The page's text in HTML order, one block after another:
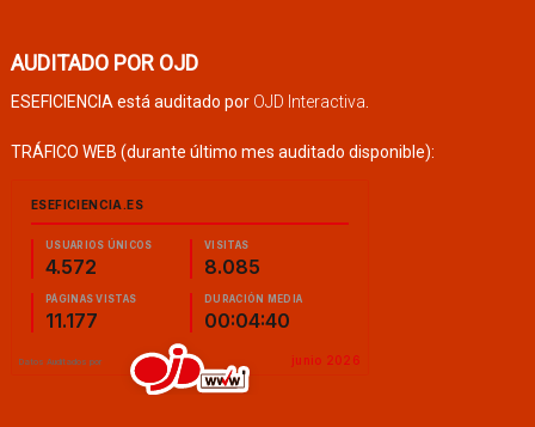
AUDITADO POR OJD
ESEFICIENCIA está auditado por OJD Interactiva
TRÁFICO WEB (durante último mes auditado disponible):